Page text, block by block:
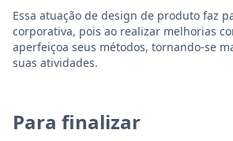
Essa atuação de design de produto faz
corporativa, pois ao realizar melhorias
aperfeiçoa seus métodos, tornando-se
suas atividades.
Para finalizar